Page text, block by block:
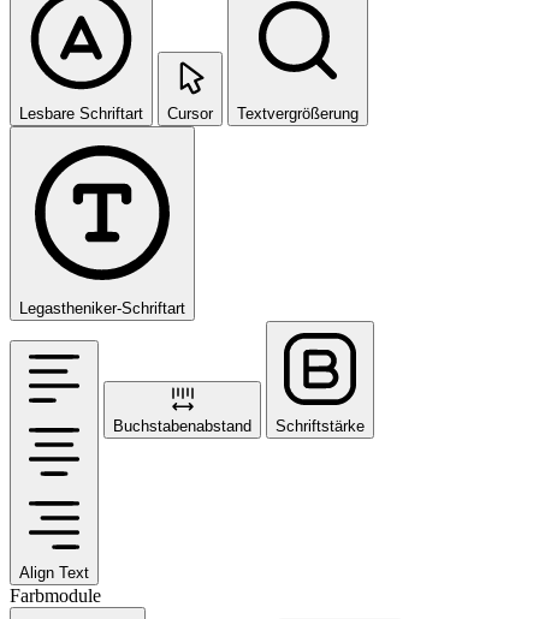
Lesbare Schriftart Cursor Textvergrößerung
Legastheniker-Schriftart
Align Text
Buchstabenabstand Schriftstärke
Farbmodule